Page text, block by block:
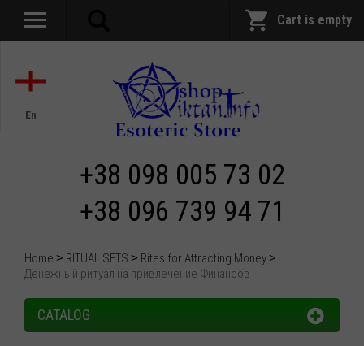
En
+38 098 005 73 02
+38 096 739 94 71
Cart is empty
Home RITUAL SETS
Rites for Attracting Money
Денежный ритуал на привлечение Финансов
CATALOG